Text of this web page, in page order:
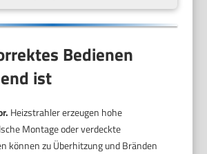
Bedienen
ist
Heizstrahler erzeugen hohe
Montage oder verdeckte
können zu Überhitzung und Bränden